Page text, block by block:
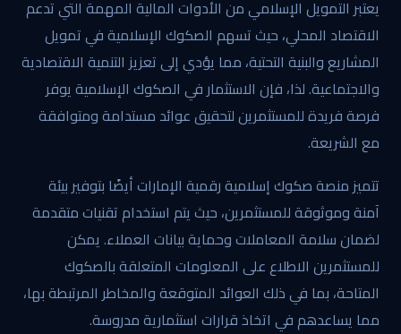
يعتبر التمويل الإسلامي من الأدوات المالية المهمة التي تدعم
الاقتصاد المحلي، حيث تسهم الصكوك الإسلامية في تمويل
المشاريع والبنية التحتية، مما يؤدي إلى تعزيز التنمية الاقتصادية
والاجتماعية. لذا، فإن الاستثمار في الصكوك الإسلامية يوفر
فرصة فريدة للمستثمرين لتحقيق عوائد مستدامة ومتوافقة
مع الشريعة.
تتميز منصة صكوك إسلامية رقمية الإمارات أيضًا بتوفير بيئة
آمنة وموثوقة للمستثمرين، حيث يتم استخدام تقنيات متقدمة
لضمان سلامة المعاملات وحماية بيانات العملاء. يمكن
للمستثمرين الاطلاع على المعلومات المتعلقة بالصكوك
المتاحة، بما في ذلك العوائد المتوقعة والمخاطر المرتبطة بها،
مما يساعدهم في اتخاذ قرارات استثمارية مدروسة.